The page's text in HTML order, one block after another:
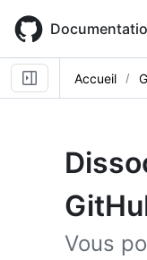
main
content
Accueil
Vous